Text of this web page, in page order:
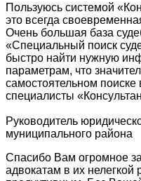
Пользуюсь системой
это всегда
Очень большая база
«Специальный поиск
быстро найти нужную
параметрам, что
самостоятельном поиске
специалисты
Руководитель
муниципального района
Спасибо Вам огромное
адвокатам в их нелегкой